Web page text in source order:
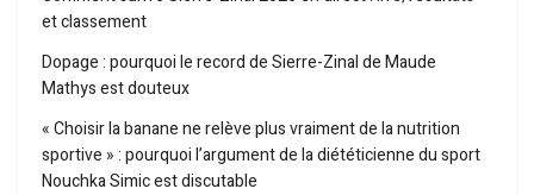
et classement
Dopage : pourquoi le record de Sierre-Zinal de Maude
Mathys est douteux
« Choisir la banane ne relève plus vraiment de la nutrition
sportive » : pourquoi l’argument de la diététicienne du sport
Nouchka Simic est discutable